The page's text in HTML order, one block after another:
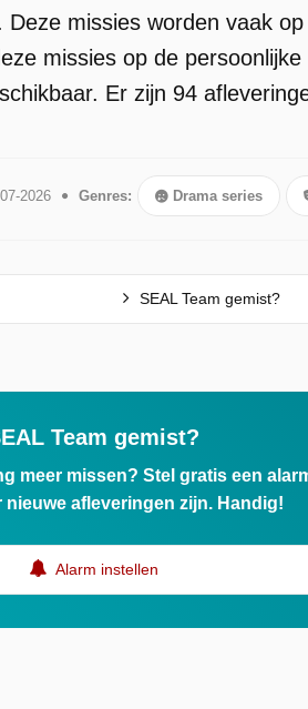
missies worden vaak
missies op de
Er zijn 94
2026 Genres: Drama series
SEAL Team gemist?
Team gemist?
meer missen? Stel gratis een
nieuwe afleveringen zijn. Handig!
Alarm instellen